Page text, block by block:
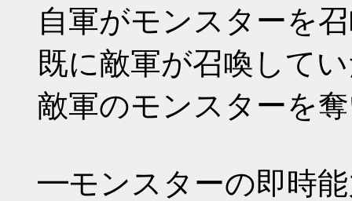
自軍がモンスターを
既に敵軍が召喚して
敵軍のモンスターを
━モンスターの即時